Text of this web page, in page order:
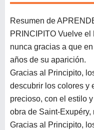
Resumen de
PRINCIPITO Vuelve
nunca gracias a que
años de su aparición.
Gracias al Principito,
descubrir los colores y
precioso, con el estilo
obra de Saint-
Gracias al Principito,